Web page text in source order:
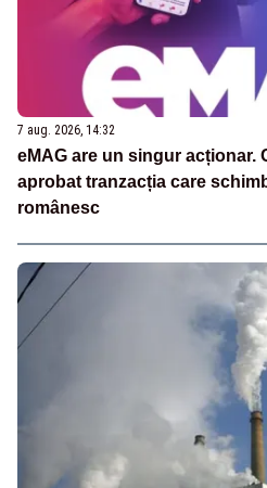
7 aug. 2026, 14:32
eMAG are un singur acționar.
aprobat tranzacția care
românesc